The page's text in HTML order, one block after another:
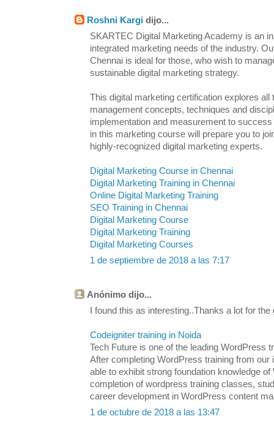
Roshni Kargi dijo...
SKARTEC Digital Marketing Academy is an
integrated marketing needs of the industry.
Chennai is ideal for those, who wish to
sustainable digital marketing strategy.
This digital marketing certification explores all
management concepts, techniques and
implementation and measurement to
in this marketing course will prepare you to
highly-recognized digital marketing experts.
Digital Marketing Course in Chennai
Digital Marketing Training in Chennai
Online Digital Marketing Training
SEO Training in Chennai
Digital Marketing Course
Digital Marketing Training
Digital Marketing Courses
1 de septiembre de 2018 a las 7:17
Anónimo dijo...
I found this as interesting..Thanks a lot for
Codeigniter training in Noida
Tech Future is one of the leading WordPress
After completing WordPress training from our
able to exhibit strong foundation knowledge
completion of wordpress training classes,
career development in WordPress content
1 de octubre de 2018 a las 13:47